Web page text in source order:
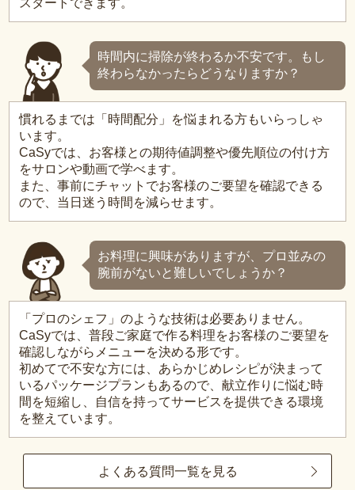
スタートできます。
時間内に掃除が終わるか不安です。もし
終わらなかったらどうなりますか？
慣れるまでは「時間配分」を悩まれる方もいらっしゃ
います。
CaSyでは、お客様との期待値調整や優先順位の付け方
をサロンや動画で学べます。
また、事前にチャットでお客様のご要望を確認できる
ので、当日迷う時間を減らせます。
お料理に興味がありますが、プロ並みの
腕前がないと難しいでしょうか？
「プロのシェフ」のような技術は必要ありません。
CaSyでは、普段ご家庭で作る料理をお客様のご要望を
確認しながらメニューを決める形です。
初めてで不安な方には、あらかじめレシピが決まって
いるパッケージプランもあるので、献立作りに悩む時
間を短縮し、自信を持ってサービスを提供できる環境
を整えています。
よくある質問一覧を見る